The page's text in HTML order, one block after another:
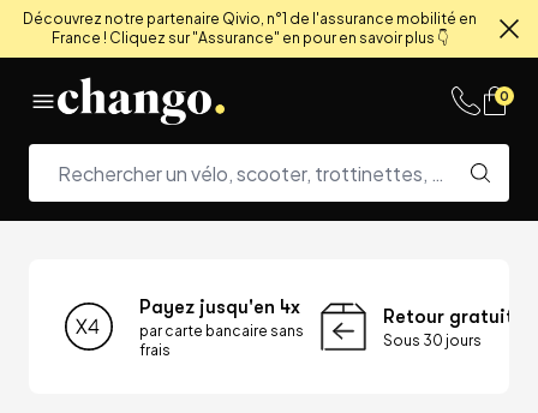
Découvrez notre partenaire Qivio, n°1 de l'assurance mobilité en
France ! Cliquez sur "Assurance" en pour en savoir plus 👇
0
Payez jusqu'en 4x
par carte bancaire sans
frais
Retour gratuit
Sous 30 jours